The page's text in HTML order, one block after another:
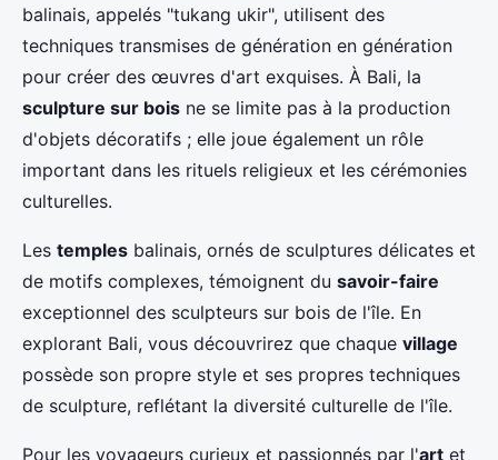
balinais, appelés "tukang ukir", utilisent des
techniques transmises de génération en génération
pour créer des œuvres d'art exquises. À Bali, la
sculpture sur bois ne se limite pas à la production
d'objets décoratifs ; elle joue également un rôle
important dans les rituels religieux et les cérémonies
culturelles.
Les temples balinais, ornés de sculptures délicates et
de motifs complexes, témoignent du savoir-faire
exceptionnel des sculpteurs sur bois de l'île. En
explorant Bali, vous découvrirez que chaque village
possède son propre style et ses propres techniques
de sculpture, reflétant la diversité culturelle de l'île.
Pour les voyageurs curieux et passionnés par l'art et